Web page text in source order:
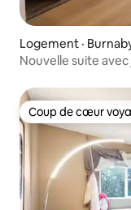
Logement ·
Nouvelle suite
Coup de cœur
Coup de cœur